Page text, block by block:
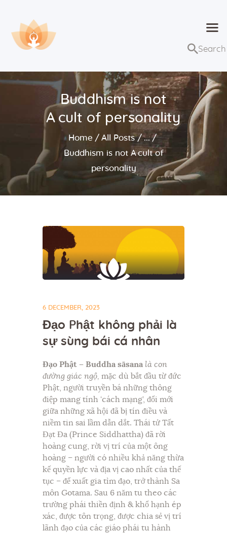
Buddhism is not
A cult of personality
Home All Posts
...
Buddhism is not A cult of
personality
Trang chủ
Bài giảng
Lớp học và sự kiện
Về Dhammaduta
6 DECEMBER, 2023
Đạo Phật không phải là
sự sùng bái cá nhân
Đạo Phật – Buddha sāsana là con
đường giác ngộ mặc dù bắt đầu từ đức
Phật, người truyền bá những thông
điệp mang tính ‘cách mạng’, đổi mới
giữa những xã hội đã bị tín điều và
niềm tin sai lầm dẫn dắt. Thái tử Tất
Đạt Đa (Prince Siddhattha) đã rời
hoàng cung, rời vị trí của một ông
hoàng – người có nhiều khả năng thừa
kế quyền lực và địa vị cao nhất của thế
tục – để xuất gia tìm đạo, trở thành Sa
môn Gotama. Sau 6 năm tu theo các
trường phái thiền định & khổ hạnh ép
xác, được tôn trọng, được chia sẻ vị trí
lãnh đạo của các giáo phái tu hành